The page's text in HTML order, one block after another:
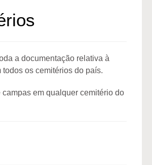
a documentação relativa à
todos os cemitérios do país.
em qualquer cemitério do